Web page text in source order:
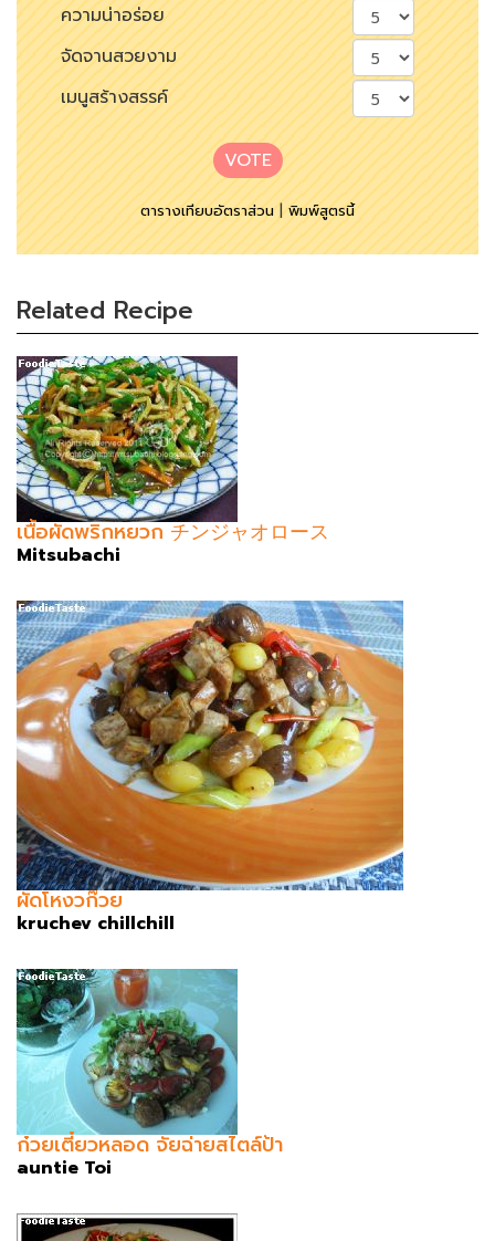
ความน่าอร่อย
จัดจานสวยงาม
เมนูสร้างสรรค์
VOTE
ตารางเทียบอัตราส่วน|พิมพ์สูตรนี้
Related Recipe
เนื้อผัดพริกหยวก チンジャオロース
Mitsubachi
ผัดโหงวก๊วย
kruchev chillchill
ก๋วยเตี๋ยวหลอด จัยฉ่ายสไตล์ป้า
auntie Toi